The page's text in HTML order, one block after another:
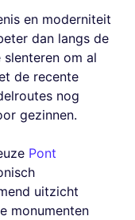
en moderniteit
dan langs de
om al
de recente
nog
gezinnen.
Pont
uitzicht
monumenten